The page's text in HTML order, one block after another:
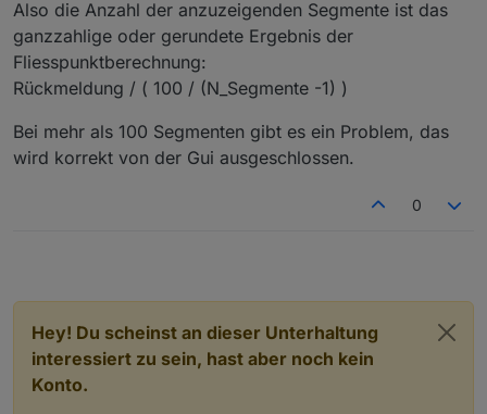
nur ganze Werte akzeptiert.
Wenn man aber diesen Wert wieder in Segmente
umrechnen möchte, dann kommt die falsche Anzahl
an leuchtenden Segmenten heraus.
Leider nicht so einfach zu beschreiben.
Ein vielfaches von 5 + 1.
Also: 6,11,16,21
Ich werde dazu die Doku erweitern und muss mal
bekomme, so dass man gar keine falsche Anzahl von
leuchtenden Segmente herauskommt.
Also die Anzahl der anzuzeigenden Segmente ist das
ganzzahlige oder gerundete Ergebnis der
Fliesspunktberechnung:
Rückmeldung / ( 100 / (N_Segmente -1) )
Bei mehr als 100 Segmenten gibt es ein Problem, das
wird korrekt von der Gui ausgeschlossen.
0
Hey! Du scheinst an dieser Unterhaltung
interessiert zu sein, hast aber noch kein
Konto.